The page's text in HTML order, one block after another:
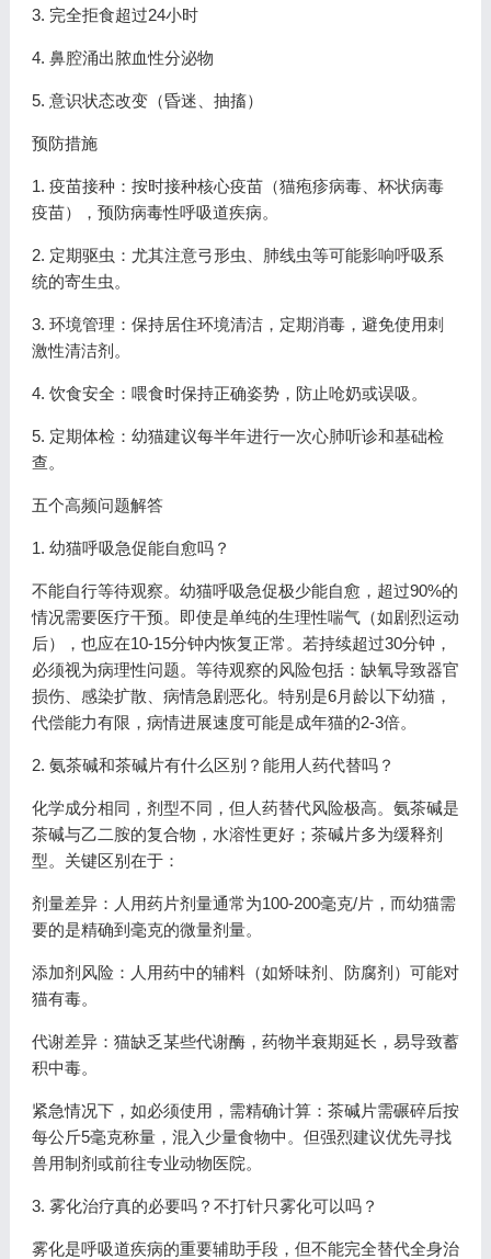
3. 完全拒食超过24小时
4. 鼻腔涌出脓血性分泌物
5. 意识状态改变（昏迷、抽搐）
预防措施
1. 疫苗接种：按时接种核心疫苗（猫疱疹病毒、杯状病毒
疫苗），预防病毒性呼吸道疾病。
2. 定期驱虫：尤其注意弓形虫、肺线虫等可能影响呼吸系
统的寄生虫。
3. 环境管理：保持居住环境清洁，定期消毒，避免使用刺
激性清洁剂。
4. 饮食安全：喂食时保持正确姿势，防止呛奶或误吸。
5. 定期体检：幼猫建议每半年进行一次心肺听诊和基础检
查。
五个高频问题解答
1. 幼猫呼吸急促能自愈吗？
不能自行等待观察。幼猫呼吸急促极少能自愈，超过90%的
情况需要医疗干预。即使是单纯的生理性喘气（如剧烈运动
后），也应在10-15分钟内恢复正常。若持续超过30分钟，
必须视为病理性问题。等待观察的风险包括：缺氧导致器官
损伤、感染扩散、病情急剧恶化。特别是6月龄以下幼猫，
代偿能力有限，病情进展速度可能是成年猫的2-3倍。
2. 氨茶碱和茶碱片有什么区别？能用人药代替吗？
化学成分相同，剂型不同，但人药替代风险极高。氨茶碱是
茶碱与乙二胺的复合物，水溶性更好；茶碱片多为缓释剂
型。关键区别在于：
剂量差异：人用药片剂量通常为100-200毫克/片，而幼猫需
要的是精确到毫克的微量剂量。
添加剂风险：人用药中的辅料（如矫味剂、防腐剂）可能对
猫有毒。
代谢差异：猫缺乏某些代谢酶，药物半衰期延长，易导致蓄
积中毒。
紧急情况下，如必须使用，需精确计算：茶碱片需碾碎后按
每公斤5毫克称量，混入少量食物中。但强烈建议优先寻找
兽用制剂或前往专业动物医院。
3. 雾化治疗真的必要吗？不打针只雾化可以吗？
雾化是呼吸道疾病的重要辅助手段，但不能完全替代全身治